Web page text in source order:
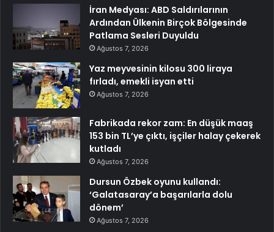
İran Medyası: ABD Saldırılarının
Ardından Ülkenin Birçok Bölgesinde
Patlama Sesleri Duyuldu
Ağustos 7, 2026
Yaz meyvesinin kilosu 300 liraya
fırladı, emekli isyan etti
Ağustos 7, 2026
Fabrikada rekor zam: En düşük maaş
153 bin TL’ye çıktı, işçiler halay çekerek
kutladı
Ağustos 7, 2026
Dursun Özbek oyunu kullandı:
‘Galatasaray’a başarılarla dolu
dönem’
Ağustos 7, 2026